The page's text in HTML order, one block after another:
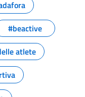
#beactive
atlete